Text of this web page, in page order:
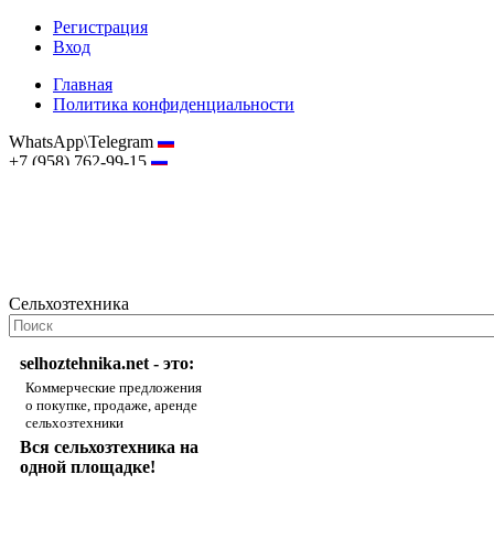
Регистрация
Вход
Главная
Политика конфиденциальности
WhatsApp\Telegram
+7 (958) 762-99-15
Сельхозтехника
selhoztehnika.net - это:
Коммерческие предложения
о покупке, продаже, аренде
сельхозтехники
Вся сельхозтехника на
одной площадке!